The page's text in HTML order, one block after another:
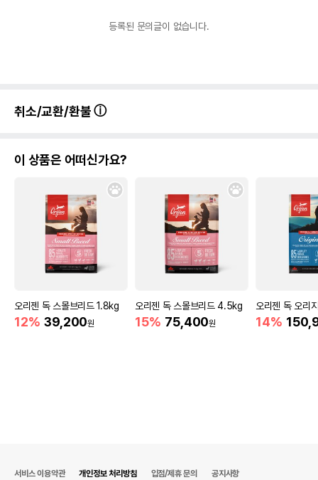
유통기한이 최소 2026.12.04이거나 그
등록된 문의글이 없습니다.
취소/교환/환불
이 상품은 어떠신가요?
오리젠 독 스몰브리드 1.8kg
12% 39,200원
오리젠 독 스몰브리드 4.5kg
15% 75,400원
오리젠 독 오리
14%
서비스 이용약관 개인정보 처리방침 입점/제휴 문의 공지사항